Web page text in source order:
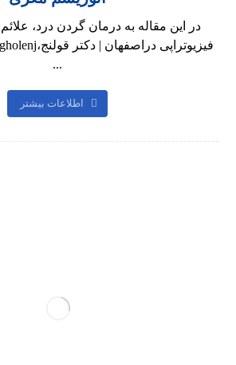
در این مقاله به درمان گردن درد،
...
اطلاعات بیشتر